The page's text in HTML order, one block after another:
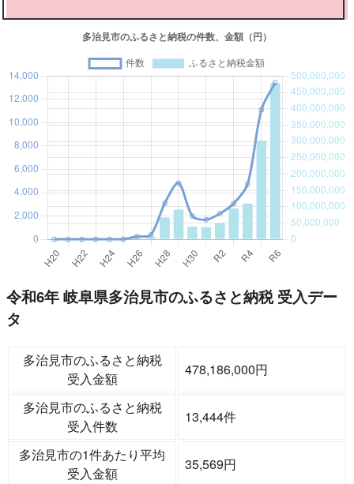
令和6年 岐阜県多治見市のふるさと納税 受入デー
タ
多治見市のふるさと納税
受入金額
478,186,000円
多治見市のふるさと納税
受入件数
13,444件
多治見市の1件あたり平均
受入金額
35,569円